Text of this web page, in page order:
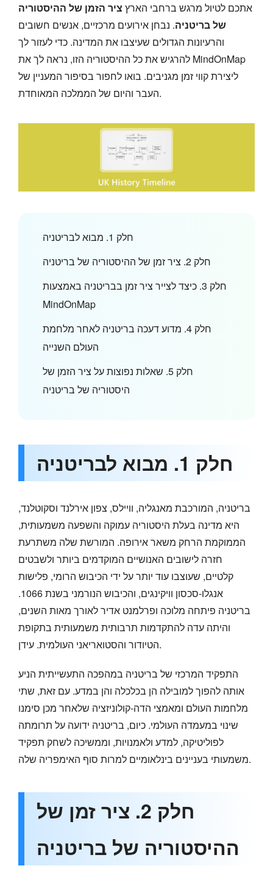
אתכם לטיול מרגש ברחבי הארץ ציר הזמן של ההיסטוריה
של בריטניה. נבחן אירועים מרכזיים, אנשים חשובים
והרעיונות הגדולים שעיצבו את המדינה. כדי לעזור לך
להרגיש את כל ההיסטוריה הזו, נראה לך את MindOnMap
ליצירת קווי זמן מגניבים. בואו לחפור בסיפור המעניין של
העבר והיום של הממלכה המאוחדת.
חלק 1. מבוא לבריטניה
חלק 2. ציר זמן של ההיסטוריה של בריטניה
חלק 3. כיצד לצייר ציר זמן בבריטניה באמצעות
MindOnMap
חלק 4. מדוע דעכה בריטניה לאחר מלחמת
העולם השנייה
חלק 5. שאלות נפוצות על ציר הזמן של
היסטוריה של בריטניה
חלק 1. מבוא לבריטניה
בריטניה, המורכבת מאנגליה, וויילס, צפון אירלנד וסקוטלנד,
היא מדינה בעלת היסטוריה עמוקה והשפעה משמעותית,
הממוקמת הרחק משאר אירופה. המורשת שלה משתרעת
חזרה לישובים האנושיים המוקדמים ביותר ולשבטים
קלטיים, שעוצבו עוד יותר על ידי הכיבוש הרומי, פלישות
אנגלו-סכסון וויקינגים, והכיבוש הנורמני בשנת 1066.
בריטניה פיתחה מלוכה ופרלמנט אדיר לאורך מאות השנים,
והיתה עדה להתקדמות תרבותית משמעותית בתקופת
הטיודור והסטואריאני העולמית. עידן.
התפקיד המרכזי של בריטניה במהפכה התעשייתית הניע
אותה להפוך למובילה הן בכלכלה והן במדע. עם זאת, שתי
מלחמות העולם ומאמצי הדה-קולוניזציה שלאחר מכן סימנו
שינוי במעמדה העולמי. כיום, בריטניה ידועה על תרומתה
לפוליטיקה, למדע ולאמנויות, וממשיכה לשחק תפקיד
משמעותי בעניינים בינלאומיים למרות סוף האימפריה שלה.
חלק 2. ציר זמן של
ההיסטוריה של בריטניה